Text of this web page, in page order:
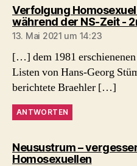
Verfolgung
während der NS-Zeit -
13. Mai 2021 um 14:23
[…] dem 1981
Listen von Hans-Georg
berichtete Braehler […]
ANTWORTEN
Neusustrum –
Homosexuellensagt: